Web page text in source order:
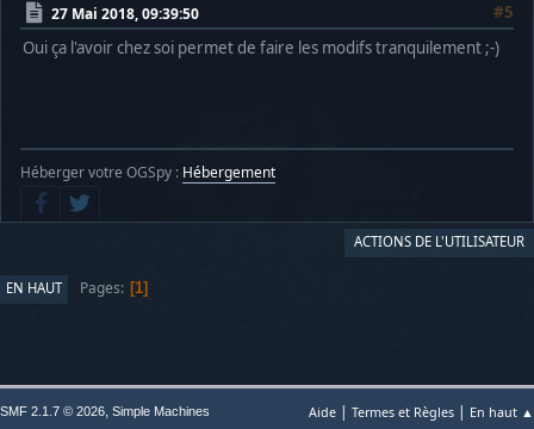
27 Mai 2018, 09:39:50
#5
Oui ça l'avoir chez soi permet de faire les modifs tranquilement ;-)
Héberger votre OGSpy : Hébergement
ACTIONS DE L'UTILISATEUR
EN HAUT Pages 1
Aide | Termes et Règles | En haut ▲
SMF 2.1.7 © 2026, Simple Machines